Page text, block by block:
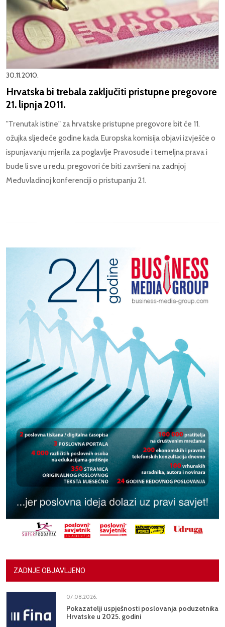
30.11.2010.
Hrvatska bi trebala zaključiti pristupne pregovore
21. lipnja 2011.
"Trenutak istine" za hrvatske pristupne pregovore bit će 11.
ožujka sljedeće godine kada Europska komisija objavi izvješće o
ispunjavanju mjerila za poglavlje Pravosuđe i temeljna prava i
bude li sve u redu, pregovori će biti završeni na zadnjoj
Međuvladinoj konferenciji o pristupanju 21.
ZADNJE OBJAVLJENO
07.08.2026.
Pokazatelji uspješnosti poslovanja poduzetnika
Hrvatske u 2025. godini